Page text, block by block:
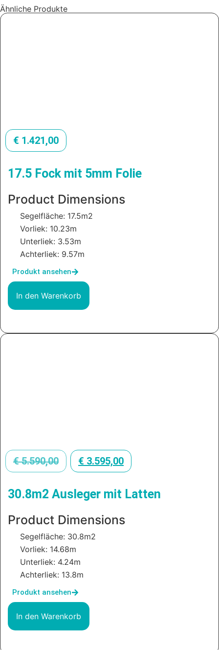
Ähnliche Produkte
€ 1.421,00
17.5 Fock mit 5mm Folie
Product Dimensions
Segelfläche: 17.5m2
Vorliek: 10.23m
Unterliek: 3.53m
Achterliek: 9.57m
Produkt ansehen
In den Warenkorb
€5.590,00 € 3.595,00
30.8m2 Ausleger mit Latten
Product Dimensions
Segelfläche: 30.8m2
Vorliek: 14.68m
Unterliek: 4.24m
Achterliek: 13.8m
Produkt ansehen
In den Warenkorb